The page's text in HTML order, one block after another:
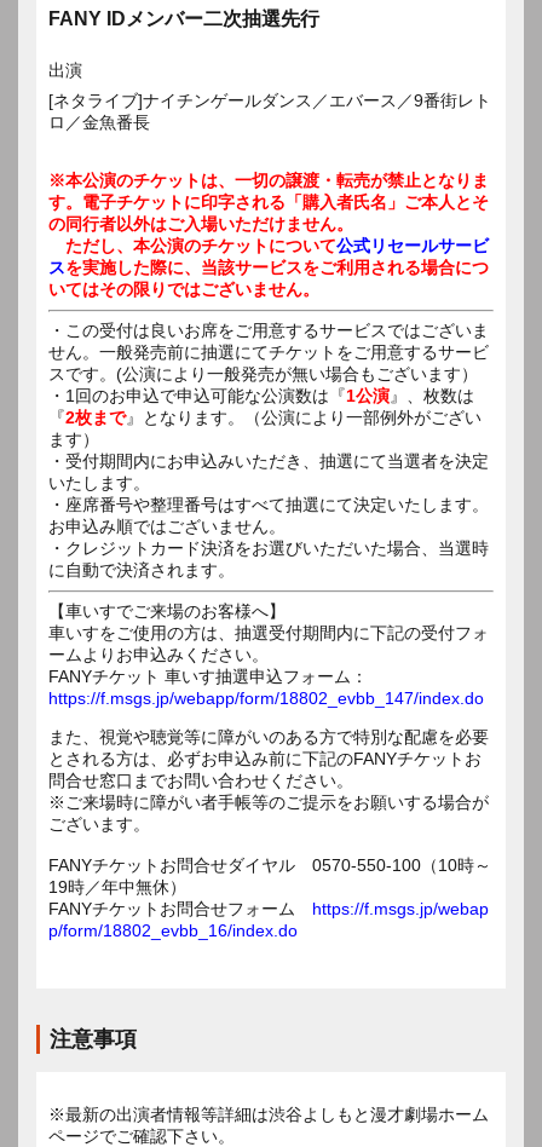
FANY IDメンバー二次抽選先行
出演
[ネタライブ]ナイチンゲールダンス／エバース／9番街レト
ロ／金魚番長
※本公演のチケットは、一切の譲渡・転売が禁止となりま
す。電子チケットに印字される「購入者氏名」ご本人とそ
の同行者以外はご入場いただけません。
ただし、本公演のチケットについて公式リセールサービ
スを実施した際に、当該サービスをご利用される場合につ
いてはその限りではございません。
・この受付は良いお席をご用意するサービスではございま
せん。一般発売前に抽選にてチケットをご用意するサービ
スです。(公演により一般発売が無い場合もございます）
・1回のお申込で申込可能な公演数は『1公演』、枚数は
『2枚まで』となります。（公演により一部例外がござい
ます）
・受付期間内にお申込みいただき、抽選にて当選者を決定
いたします。
・座席番号や整理番号はすべて抽選にて決定いたします。
お申込み順ではございません。
・クレジットカード決済をお選びいただいた場合、当選時
に自動で決済されます。
【車いすでご来場のお客様へ】
車いすをご使用の方は、抽選受付期間内に下記の受付フォ
ームよりお申込みください。
FANYチケット 車いす抽選申込フォーム：
https://f.msgs.jp/webapp/form/18802_evbb_147/index.do
また、視覚や聴覚等に障がいのある方で特別な配慮を必要
とされる方は、必ずお申込み前に下記のFANYチケットお
問合せ窓口までお問い合わせください。
※ご来場時に障がい者手帳等のご提示をお願いする場合が
ございます。
FANYチケットお問合せダイヤル 0570-550-100（10時～
19時／年中無休）
FANYチケットお問合せフォーム https://f.msgs.jp/webap
p/form/18802_evbb_16/index.do
注意事項
※最新の出演者情報等詳細は渋谷よしもと漫才劇場ホーム
ページでご確認下さい。